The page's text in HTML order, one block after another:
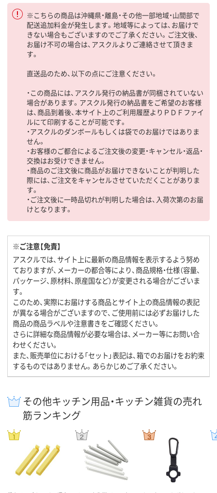
※こちらの商品は沖縄県・離島・その他一部地域・山間部で
配送追加料金が発生します。地域等によっては、お届けで
きない場合もございますのでご了承ください。ご注文後、
お届け不可の場合は、アスクルよりご連絡させて頂きま
す。
直送品のため、以下の点にご注意ください。
・この商品には、アスクル発行の納品書が同梱されていない
場合があります。アスクル発行の納品書をご希望のお客様
は、商品到着後、本サイト上のご利用履歴よりＰＤＦファイ
ルにて印刷することが可能です。
・アスクルのダンボールもしくは袋でのお届けではありま
せん。
・お客様のご都合によるご注文後の変更・キャンセル・返品・
交換はお受けできません。
・商品のご注文後に商品がお届けできないことが判明した
際には、ご注文をキャンセルさせていただくことがありま
す。
・ご注文後に一時品切れが判明した場合は、入荷次第のお届
けとなります。
※ご注意【免責】
アスクルでは、サイト上に最新の商品情報を表示するよう努め
ておりますが、メーカーの都合等により、商品規格・仕様（容量、
パッケージ、原材料、原産国など）が変更される場合がございま
す。
このため、実際にお届けする商品とサイト上の商品情報の表記
が異なる場合がございますので、ご使用前には必ずお届けした
商品の商品ラベルや注意書きをご確認ください。
さらに詳細な商品情報が必要な場合は、メーカー等にお問い合
わせください。
また、販売単位における「セット」表記は、箱でのお届けをお約束
するものではありません。あらかじめご了承ください。
その他キッチン用品・キッチン雑貨の売れ
筋ランキング